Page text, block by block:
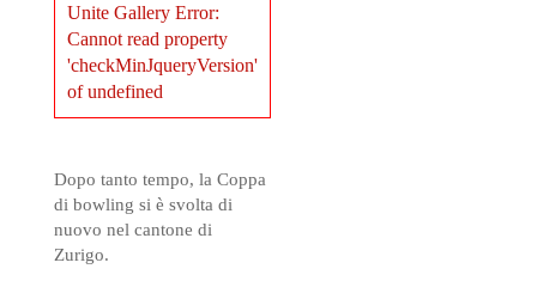
Unite Gallery Error:
Cannot read property
'checkMinJqueryVersion'
of undefined
Dopo tanto tempo, la Coppa
di bowling si è svolta di
nuovo nel cantone di
Zurigo.